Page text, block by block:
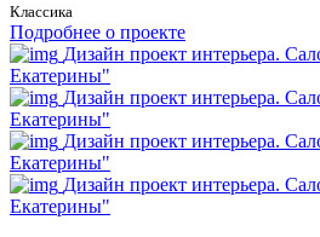
Классика
Подробнее о проекте
Дизайн проект интерьера.
Екатерины"
Дизайн проект интерьера.
Екатерины"
Дизайн проект интерьера.
Екатерины"
Дизайн проект интерьера.
Екатерины"